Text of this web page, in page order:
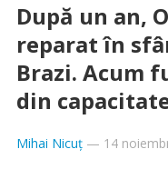
După un an,
reparat în
Brazi. Acum
din
Mihai Nicuț— 14